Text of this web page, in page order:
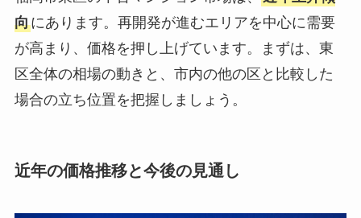
向にあります。再開発が進むエリアを中心に需要
が高まり、価格を押し上げています。まずは、東
区全体の相場の動きと、市内の他の区と比較した
場合の立ち位置を把握しましょう。
近年の価格推移と今後の見通し